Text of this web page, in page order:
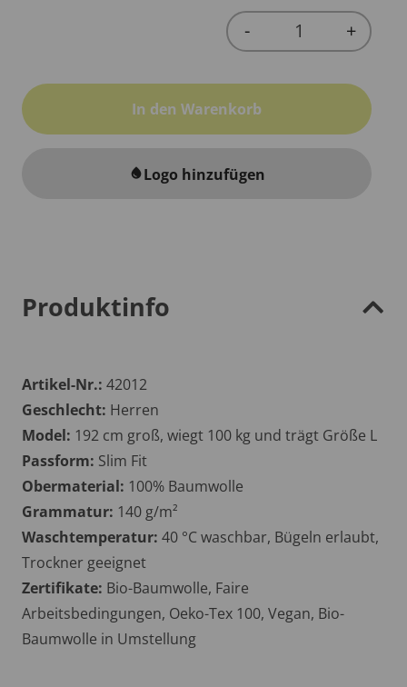
Quantity
- +
In den Warenkorb
water_dropLogo hinzufügen
Produktinfo
Artikel-Nr.: 42012
Geschlecht: Herren
Model: 192 cm groß, wiegt 100 kg und trägt Größe L
Passform: Slim Fit
Obermaterial: 100% Baumwolle
Grammatur: 140 g/m²
Waschtemperatur: 40 °C waschbar, Bügeln erlaubt,
Trockner geeignet
Zertifikate: Bio-Baumwolle, Faire
Arbeitsbedingungen, Oeko-Tex 100, Vegan, Bio-
Baumwolle in Umstellung